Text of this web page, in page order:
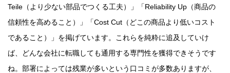
Teile（より少ない部品でつくる工夫）」「Reliability Up（商品の
信頼性を高めること）」「Cost Cut（どこの商品より低いコスト
であること）」を掲げています。これらを純粋に追及していけ
ば、どんな会社に転職しても通用する専門性を獲得できそうです
ね。部署によっては残業が多いという口コミが多数ありますが、